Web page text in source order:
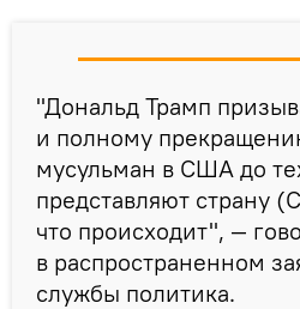
"Дональд Трамп
и полному
мусульман в США до
представляют страну
что происходит", —
в распространенном
службы политика.